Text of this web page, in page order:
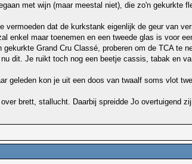
met wijn (maar meestal niet), die zo'n
vermoeden dat de kurkstank eigenlijk de geur van
enkel maar toenemen en een tweede glas is voor
Grand Cru Classé, proberen om de TCA te
dit. Je ruikt toch nog een beetje cassis, tabak en
geleden kon je uit een doos van twaalf soms vlot
brett, stallucht. Daarbij spreidde Jo overtuigend